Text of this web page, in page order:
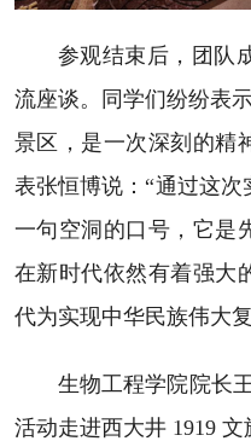
参观结束后，团队
流座谈。同学们纷纷表
景区，是一次深刻的精
表张恒博说：“通过这
一句空洞的口号，它是
在新时代依然有着强大
代为实现中华民族伟大
生物工程学院院长
活动走进西大井 1919